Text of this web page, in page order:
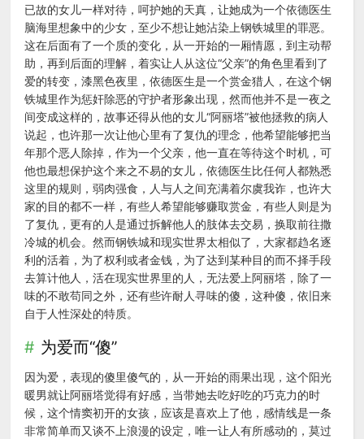
已故的女儿一样对待，呵护她的天真，让她成为一个依德医生
脑海里想象中的少女，至少不想让她沾染上钢铁城里的罪恶。
这在后面有了一个质的变化，从一开始的一厢情愿，到主动帮
助，再到后面的理解，着实让人从这位“父亲”的角色里看到了
爱的转变，漆黑色夜里，依德医生是一个赏金猎人，在这个钢
铁城里作为惩奸除恶的守护者形象出现，然而他并不是一夜之
间变成这样的，故事还得从他的女儿“阿丽塔”被他拯救的病人
说起，也许那一次让他心里有了复仇的理念，他希望能够把当
年那个恶人除掉，作为一个父亲，他一直在等待这个时机，可
他也最想保护这个来之不易的女儿，依德医生比任何人都熟悉
这里的规则，弱肉强食，人与人之间充满着尔虞我诈，也许大
家的目的都不一样，有些人希望能够赚取赏金，有些人则是为
了复仇，更有的人是通过拆解他人的肢体去交易，换取前往撒
冷城的机会。然而钢铁城和现实世界太相似了，大家都趋名逐
利的活着，为了权利或者金钱，为了达到某种目的而不择手段
去算计他人，活在现实世界里的人，无法爱上阿丽塔，除了一
味的不敢苟同之外，还有些许耐人寻味的傻，这种傻，依旧来
自于人性深处的特质。
为爱而“傻”
因为爱，表现的傻里傻气的，从一开始的雨果出现，这个阳光
暖男就让阿丽塔觉得有好感，当带她去吃好吃的巧克力的时
候，这个情窦初开的女孩，应该是喜欢上了他，感情线是一条
非常简单而又谈不上浪漫的设定，唯一让人有所感动的，莫过